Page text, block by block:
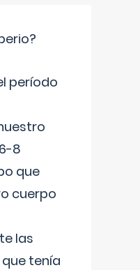
período
8
que
cuerpo
las
tenía